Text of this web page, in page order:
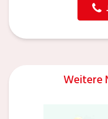
Weitere